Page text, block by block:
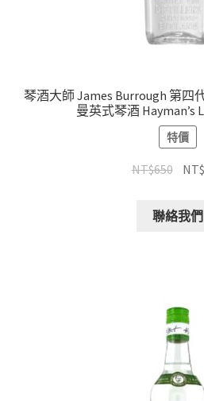
琴酒大師 James Burrough 第四
曼英式琴酒 Hayman’s
特價
NT$650
聯絡我們